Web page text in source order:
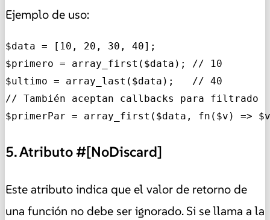
Ejemplo de uso:
$data = [10, 20, 30, 40];
$primero = array_first($data); // 10
$ultimo = array_last($data);   // 40
// También aceptan callbacks para filtrado
$primerPar = array_first($data, fn($v) =>
5. Atributo #[NoDiscard]
Este atributo indica que el valor de retorno de
una función no debe ser ignorado. Si se llama a la